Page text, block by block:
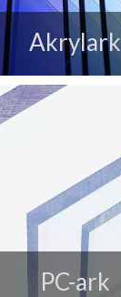
Akrylark
PC-ark